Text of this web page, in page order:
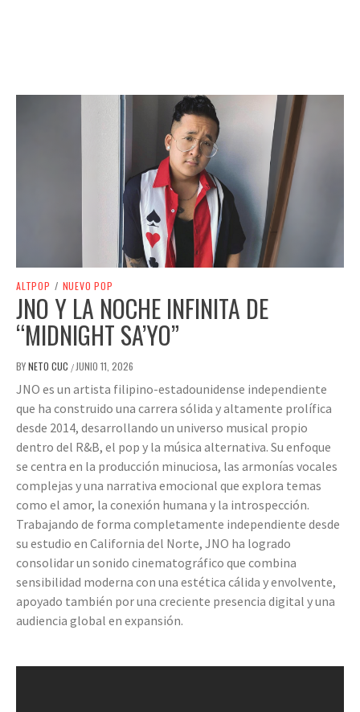
ALTPOP / NUEVO POP
JNO Y LA NOCHE INFINITA DE
“MIDNIGHT SA’YO”
BYNETO CUC / JUNIO 11, 2026
JNO es un artista filipino-estadounidense independiente
que ha construido una carrera sólida y altamente prolífica
desde 2014, desarrollando un universo musical propio
dentro del R&B, el pop y la música alternativa. Su enfoque
se centra en la producción minuciosa, las armonías vocales
complejas y una narrativa emocional que explora temas
como el amor, la conexión humana y la introspección.
Trabajando de forma completamente independiente desde
su estudio en California del Norte, JNO ha logrado
consolidar un sonido cinematográfico que combina
sensibilidad moderna con una estética cálida y envolvente,
apoyado también por una creciente presencia digital y una
audiencia global en expansión.